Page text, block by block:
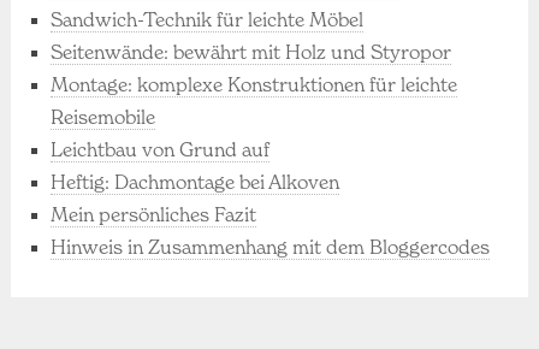
Sandwich-Technik für leichte Möbel
Seitenwände: bewährt mit Holz und Styropor
Montage: komplexe Konstruktionen für leichte
Reisemobile
Leichtbau von Grund auf
Heftig: Dachmontage bei Alkoven
Mein persönliches Fazit
Hinweis in Zusammenhang mit dem Bloggercodes